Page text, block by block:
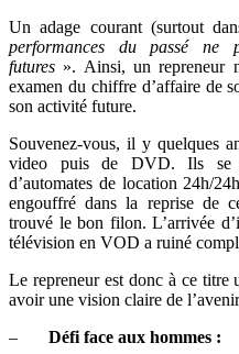
Un adage courant (surtout
performances du passé ne
futures ». Ainsi, un repreneur
examen du chiffre d’affaire de
son activité future.
Souvenez-vous, il y quelques
video puis de DVD. Ils se
d’automates de location 24h/
engouffré dans la reprise de
trouvé le bon filon. L’arrivée
télévision en VOD a ruiné
Le repreneur est donc à ce titre
avoir une vision claire de
– Défi face aux hommes :